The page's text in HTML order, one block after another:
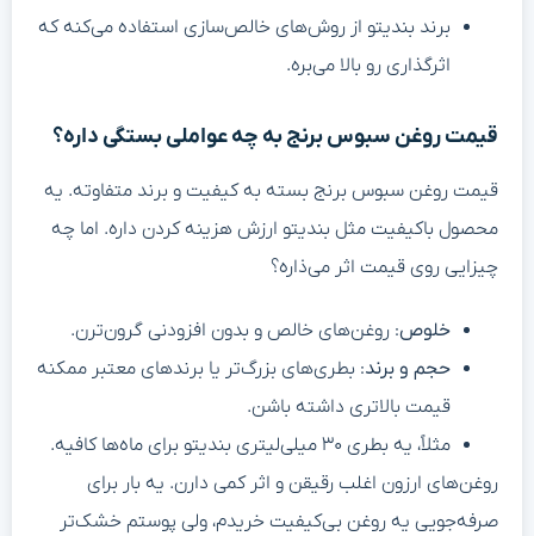
برند بندیتو از روش‌های خالص‌سازی استفاده می‌کنه که
اثرگذاری رو بالا می‌بره.
قیمت روغن سبوس برنج به چه عواملی بستگی داره؟
قیمت روغن سبوس برنج بسته به کیفیت و برند متفاوته. یه
محصول باکیفیت مثل بندیتو ارزش هزینه کردن داره. اما چه
چیزایی روی قیمت اثر می‌ذاره؟
خلوص: روغن‌های خالص و بدون افزودنی گرون‌ترن.
حجم و برند: بطری‌های بزرگ‌تر یا برندهای معتبر ممکنه
قیمت بالاتری داشته باشن.
مثلاً، یه بطری ۳۰ میلی‌لیتری بندیتو برای ماه‌ها کافیه.
روغن‌های ارزون اغلب رقیقن و اثر کمی دارن. یه بار برای
صرفه‌جویی یه روغن بی‌کیفیت خریدم، ولی پوستم خشک‌تر